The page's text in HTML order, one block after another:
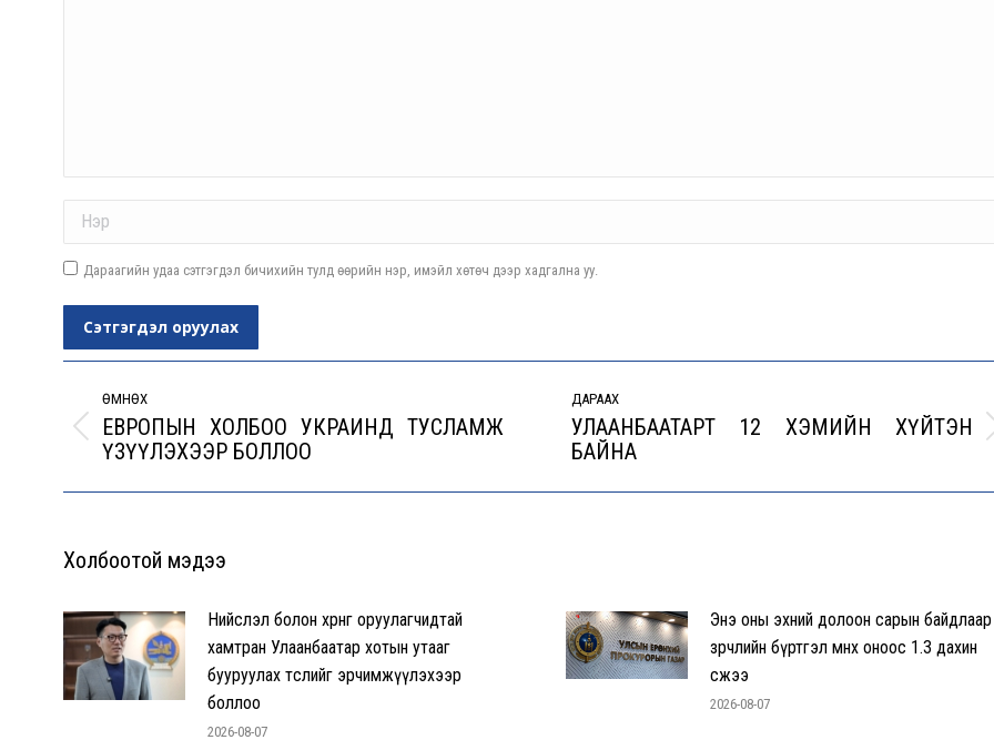
Дараагийн удаа сэтгэгдэл бичихийн тулд өөрийн нэр, имэйл хөтөч дээр хадгална уу.
Сэтгэгдэл оруулах
navigation
ӨМНӨХ
Previous
ЕВРОПЫН ХОЛБОО УКРАИНД ТУСЛАМЖ
ҮЗҮҮЛЭХЭЭР БОЛЛОО
ДАРААХ
Next
УЛААНБААТАРТ 12 ХЭМИЙН ХҮЙТЭН
БАЙНА
Холбоотой мэдээ
Нийслэл болон хөрөнгө оруулагчидтай
хамтран Улаанбаатар хотын утааг
бууруулах төслийг эрчимжүүлэхээр
боллоо
2026-08-07
Энэ оны эхний долоон сарын байдлаар
зөрчлийн бүртгэл өмнөх оноос 1.3 дахин
өсжээ
2026-08-07